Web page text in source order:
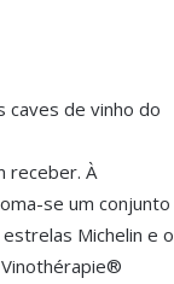
caves de vinho do
receber. À
se um conjunto
Michelin e o